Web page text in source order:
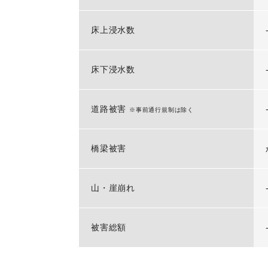
床上浸水数 -
床下浸水数 -
道路被害 ※事前通行規制は除く -
橋梁被害
山・崖崩れ -
被害総額 -